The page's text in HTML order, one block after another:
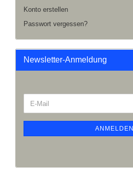
Konto erstellen
Passwort vergessen?
Newsletter-Anmeldung
ANMELDEN